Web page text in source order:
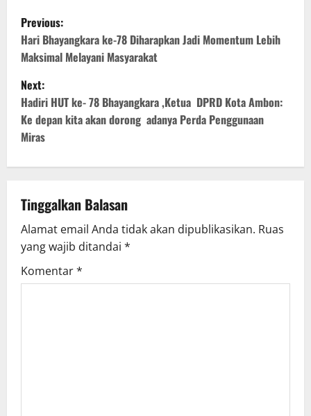
P
o
s
t
n
a
v
i
g
a
Previous:
Hari Bhayangkara ke-78 Diharapkan Jadi Momentum Lebih
Maksimal Melayani Masyarakat
Next:
Hadiri HUT ke- 78 Bhayangkara ,Ketua DPRD Kota Ambon:
Ke depan kita akan dorong adanya Perda Penggunaan
Miras
Tinggalkan Balasan
Alamat email Anda tidak akan dipublikasikan. Ruas
yang wajib ditandai *
Komentar*